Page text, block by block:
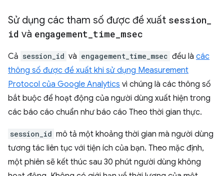
Sử dụng các tham số được đề xuất session
id và engagement time msec
Cả session_id và engagement_time_msec đều là các
thông số được đề xuất khi sử dụng Measurement
Protocol của Google Analytics vì chúng là các thông số
bắt buộc để hoạt động của người dùng xuất hiện trong
các báo cáo chuẩn như báo cáo Theo thời gian thực.
session_id mô tả một khoảng thời gian mà người dùng
tương tác liên tục với tiện ích của bạn. Theo mặc định,
một phiên sẽ kết thúc sau 30 phút người dùng không